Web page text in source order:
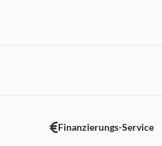
Finanzierungs-Service